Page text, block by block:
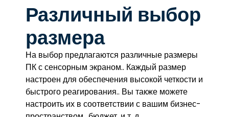
Различный выбор
размера
На выбор предлагаются различные размеры
ПК с сенсорным экраном.. Каждый размер
настроен для обеспечения высокой четкости и
быстрого реагирования.. Вы также можете
настроить их в соответствии с вашим бизнес-